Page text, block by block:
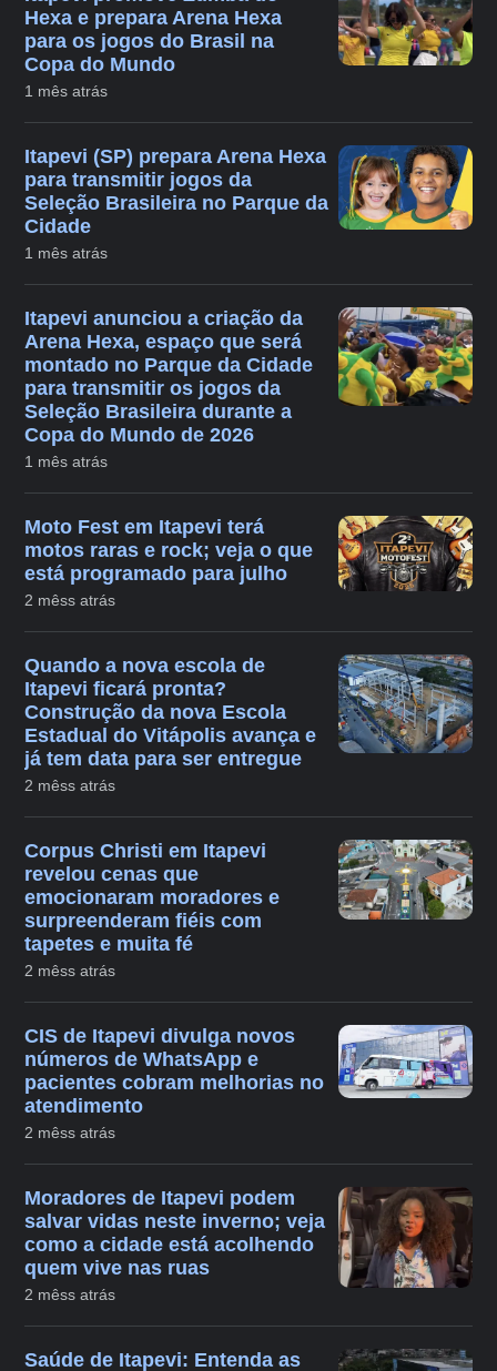
Hexa e prepara Arena Hexa
para os jogos do Brasil na
Copa do Mundo
1 mês atrás
Itapevi (SP) prepara Arena Hexa
para transmitir jogos da
Seleção Brasileira no Parque da
Cidade
1 mês atrás
Itapevi anunciou a criação da
Arena Hexa, espaço que será
montado no Parque da Cidade
para transmitir os jogos da
Seleção Brasileira durante a
Copa do Mundo de 2026
1 mês atrás
Moto Fest em Itapevi terá
motos raras e rock; veja o que
está programado para julho
2 mêss atrás
Quando a nova escola de
Itapevi ficará pronta?
Construção da nova Escola
Estadual do Vitápolis avança e
já tem data para ser entregue
2 mêss atrás
Corpus Christi em Itapevi
revelou cenas que
emocionaram moradores e
surpreenderam fiéis com
tapetes e muita fé
2 mêss atrás
CIS de Itapevi divulga novos
números de WhatsApp e
pacientes cobram melhorias no
atendimento
2 mêss atrás
Moradores de Itapevi podem
salvar vidas neste inverno; veja
como a cidade está acolhendo
quem vive nas ruas
2 mêss atrás
Saúde de Itapevi: Entenda as